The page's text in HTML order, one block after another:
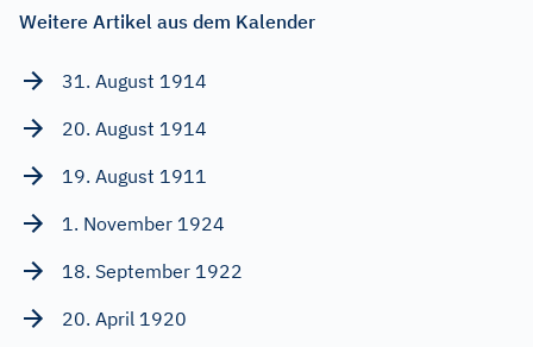
Weitere Artikel aus dem Kalender
31. August 1914
20. August 1914
19. August 1911
1. November 1924
18. September 1922
20. April 1920